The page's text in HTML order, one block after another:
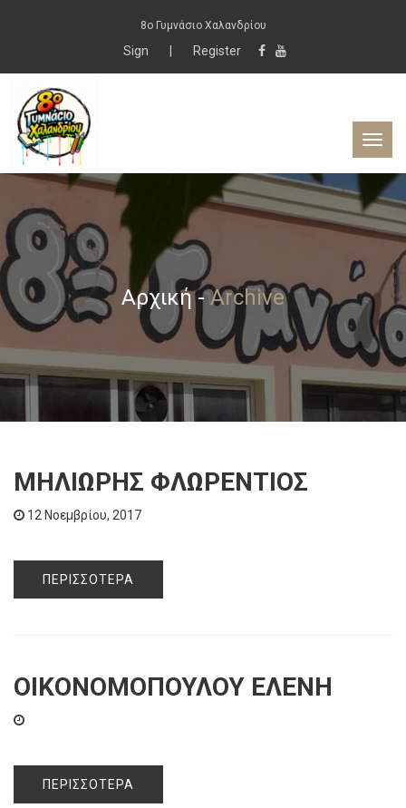
8ο Γυμνάσιο Χαλανδρίου
Sign Register
Αρχική-Archive
ΜΗΛΙΩΡΗΣ ΦΛΩΡΕΝΤΙΟΣ
12 Νοεμβρίου, 2017
ΠΕΡΙΣΣΌΤΕΡΑ
ΟΙΚΟΝΟΜΟΠΟΥΛΟΥ ΕΛΕΝΗ
ΠΕΡΙΣΣΌΤΕΡΑ